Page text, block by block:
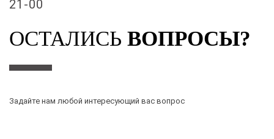
21-00
ОСТАЛИСЬ ВОПРОСЫ?
Задайте нам любой интересующий вас вопрос